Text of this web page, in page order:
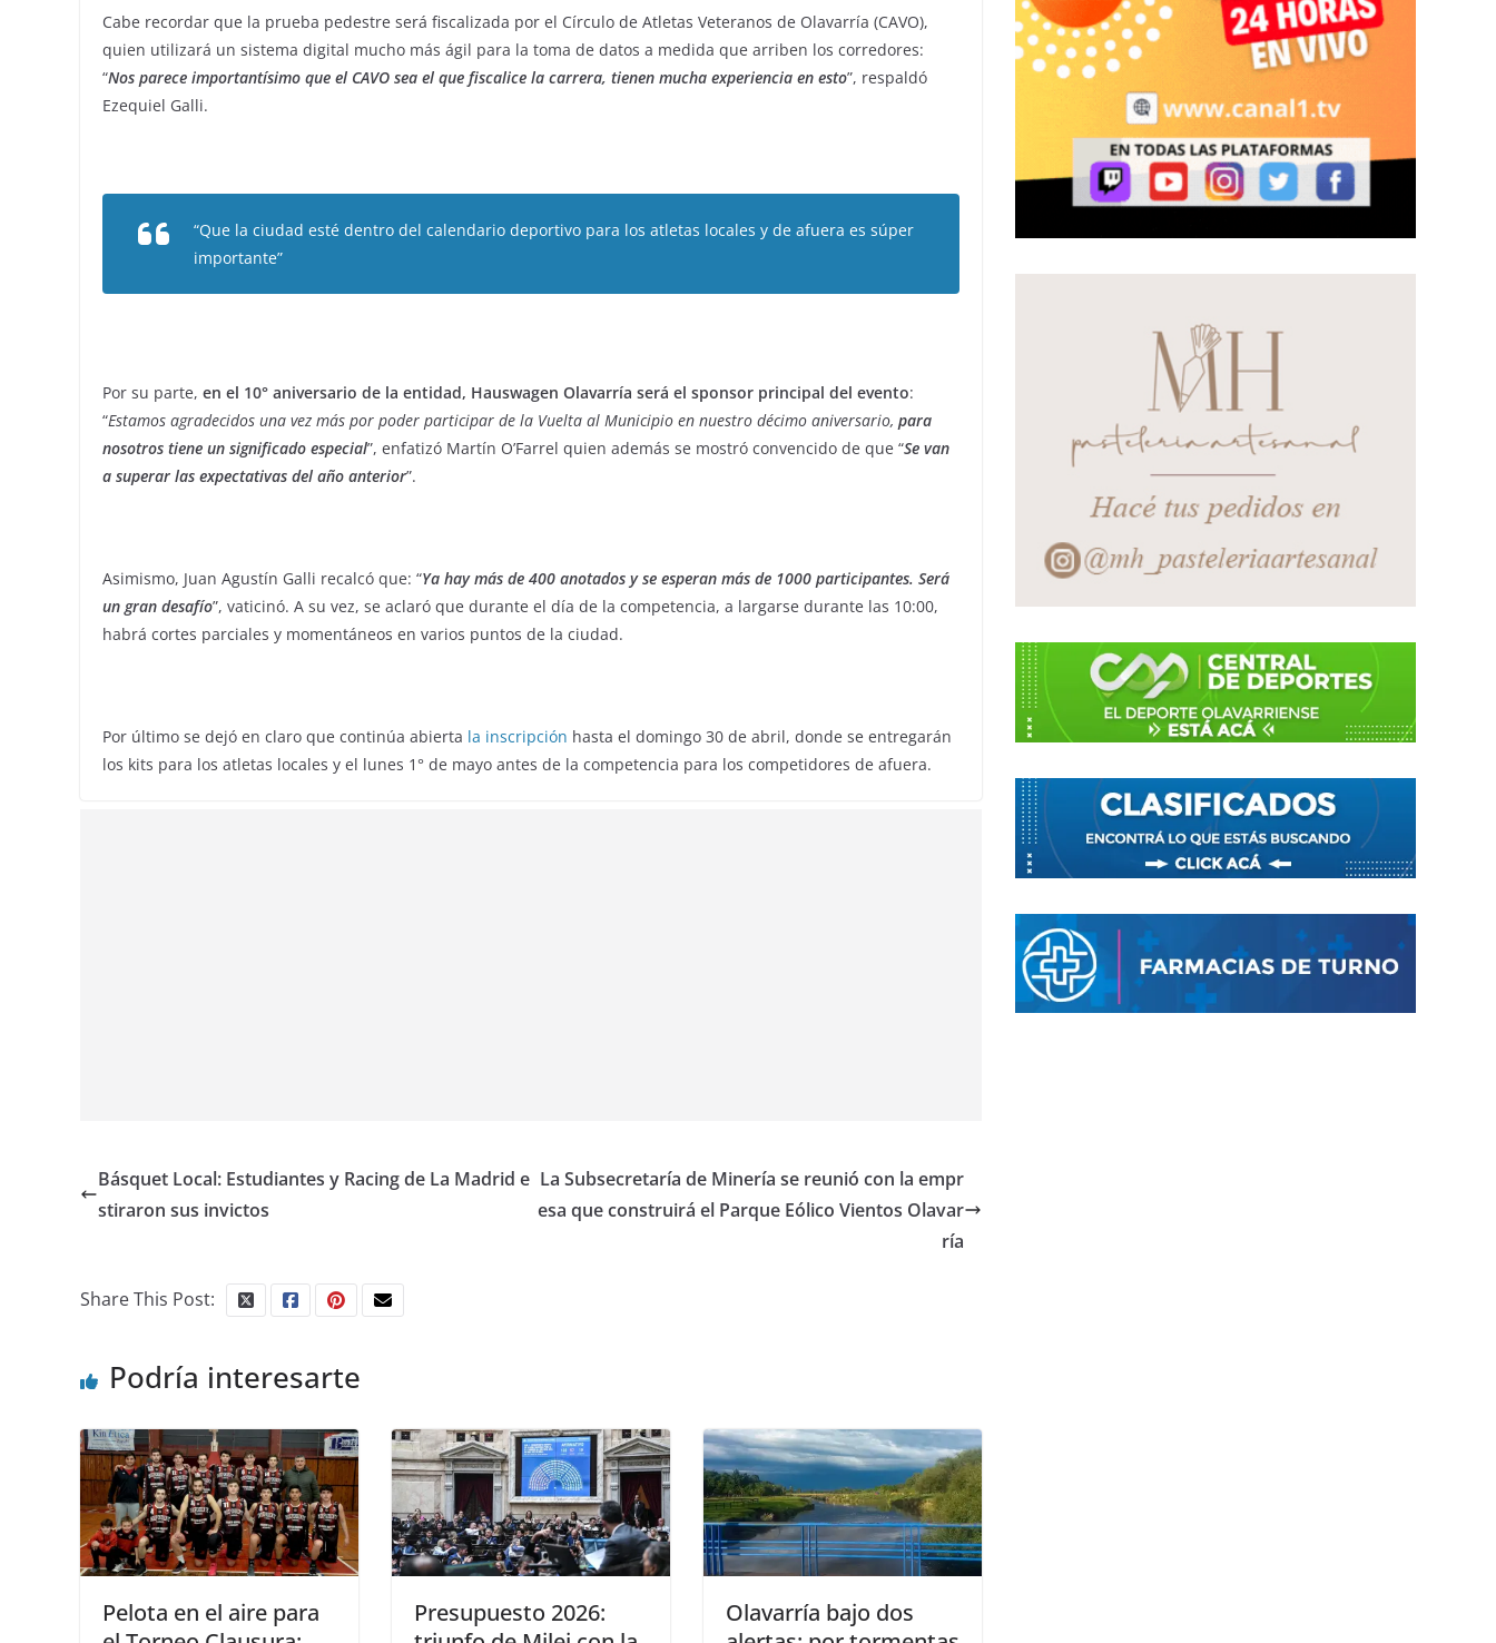
Cabe recordar que la prueba pedestre será fiscalizada por el Círculo de Atletas Veteranos de Olavarría (CAVO),
quien utilizará un sistema digital mucho más ágil para la toma de datos a medida que arriben los corredores:
“Nos parece importantísimo que el CAVO sea el que fiscalice la carrera, tienen mucha experiencia en esto”, respaldó
Ezequiel Galli.
“Que la ciudad esté dentro del calendario deportivo para los atletas locales y de afuera es súper
importante”
Por su parte, en el 10° aniversario de la entidad, Hauswagen Olavarría será el sponsor principal del evento:
“Estamos agradecidos una vez más por poder participar de la Vuelta al Municipio en nuestro décimo aniversario, para
nosotros tiene un significado especial”, enfatizó Martín O’Farrel quien además se mostró convencido de que “Se van
a superar las expectativas del año anterior”.
Asimismo, Juan Agustín Galli recalcó que: “Ya hay más de 400 anotados y se esperan más de 1000 participantes. Será
un gran desafío”, vaticinó. A su vez, se aclaró que durante el día de la competencia, a largarse durante las 10:00,
habrá cortes parciales y momentáneos en varios puntos de la ciudad.
Por último se dejó en claro que continúa abierta la inscripción hasta el domingo 30 de abril, donde se entregarán
los kits para los atletas locales y el lunes 1° de mayo antes de la competencia para los competidores de afuera.
Básquet Local: Estudiantes y Racing de La Madrid e
stiraron sus invictos
La Subsecretaría de Minería se reunió con la empr
esa que construirá el Parque Eólico Vientos Olavar
ría
Share This Post:
Podría interesarte
Pelota en el aire para
Presupuesto 2026:
Olavarría bajo dos